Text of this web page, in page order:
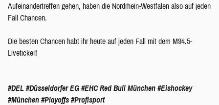
Aufeinandertreffen gehen, haben die Nordrhein-Westfalen also auf jeden
Fall Chancen.
Die besten Chancen habt ihr heute auf jeden Fall mit dem M94.5-
Liveticker!
#DEL #Düsseldorfer EG #EHC Red Bull München #Eishockey
#München #Playoffs #Profisport